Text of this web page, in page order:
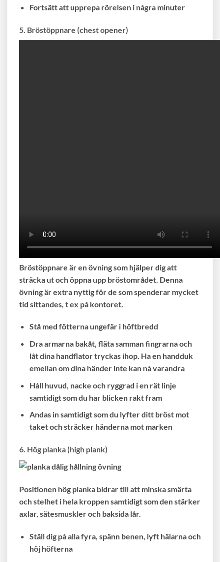
Fortsätt att upprepa rörelsen i några minuter
5. Bröstöppnare (chest opener)
Bröstöppnare är en övning som hjälper dig att
sträcka ut och öppna upp bröstområdet. Denna
övning är extra nyttig för de som spenderar mycket
tid sittandes, t ex på kontoret.
Stå med fötterna ungefär i höftbredd
Dra armarna bakåt, fläta samman fingrarna och
låt dina handflator tryckas ihop. Ha en handduk
emellan om dina händer inte kan nå varandra
Håll huvud, nacke och ryggrad i en rät linje
samtidigt som du har blicken rakt fram
Andas in samtidigt som du lyfter ditt bröst mot
taket och sträcker händerna mot marken
6. Hög planka (high plank)
Positionen hög planka bidrar till att minska smärta
och stelhet i hela kroppen samtidigt som den stärker
axlar, sätesmuskler och baksida lår.
Ställ dig på alla fyra, spänn benen, lyft hälarna och
höj höfterna